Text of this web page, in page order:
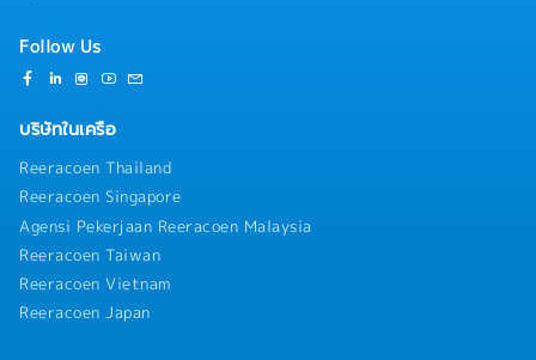
Follow Us
บริษัทในเครือ
Reeracoen Thailand
Reeracoen Singapore
Agensi Pekerjaan Reeracoen Malaysia
Reeracoen Taiwan
Reeracoen Vietnam
Reeracoen Japan